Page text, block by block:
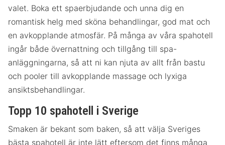
valet. Boka ett spaerbjudande och unna dig en
romantisk helg med sköna behandlingar, god mat och
en avkopplande atmosfär. På många av våra spahotell
ingår både övernattning och tillgång till spa-
anläggningarna, så att ni kan njuta av allt från bastu
och pooler till avkopplande massage och lyxiga
ansiktsbehandlingar.
Topp 10 spahotell i Sverige
Smaken är bekant som baken, så att välja Sveriges
bästa spahotell är inte lätt eftersom det finns många